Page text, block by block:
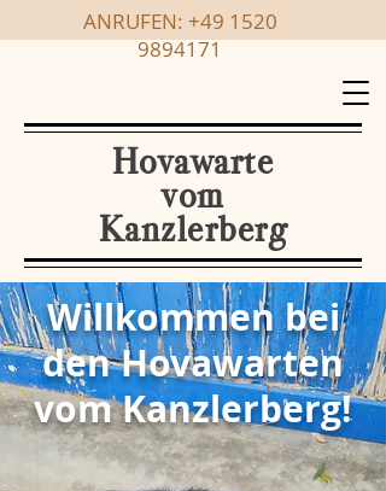
Hovawarte
vom
Kanzlerberg
ANRUFEN: +49 1520
9894171
Willkommen bei
den Hovawarten
vom Kanzlerberg!